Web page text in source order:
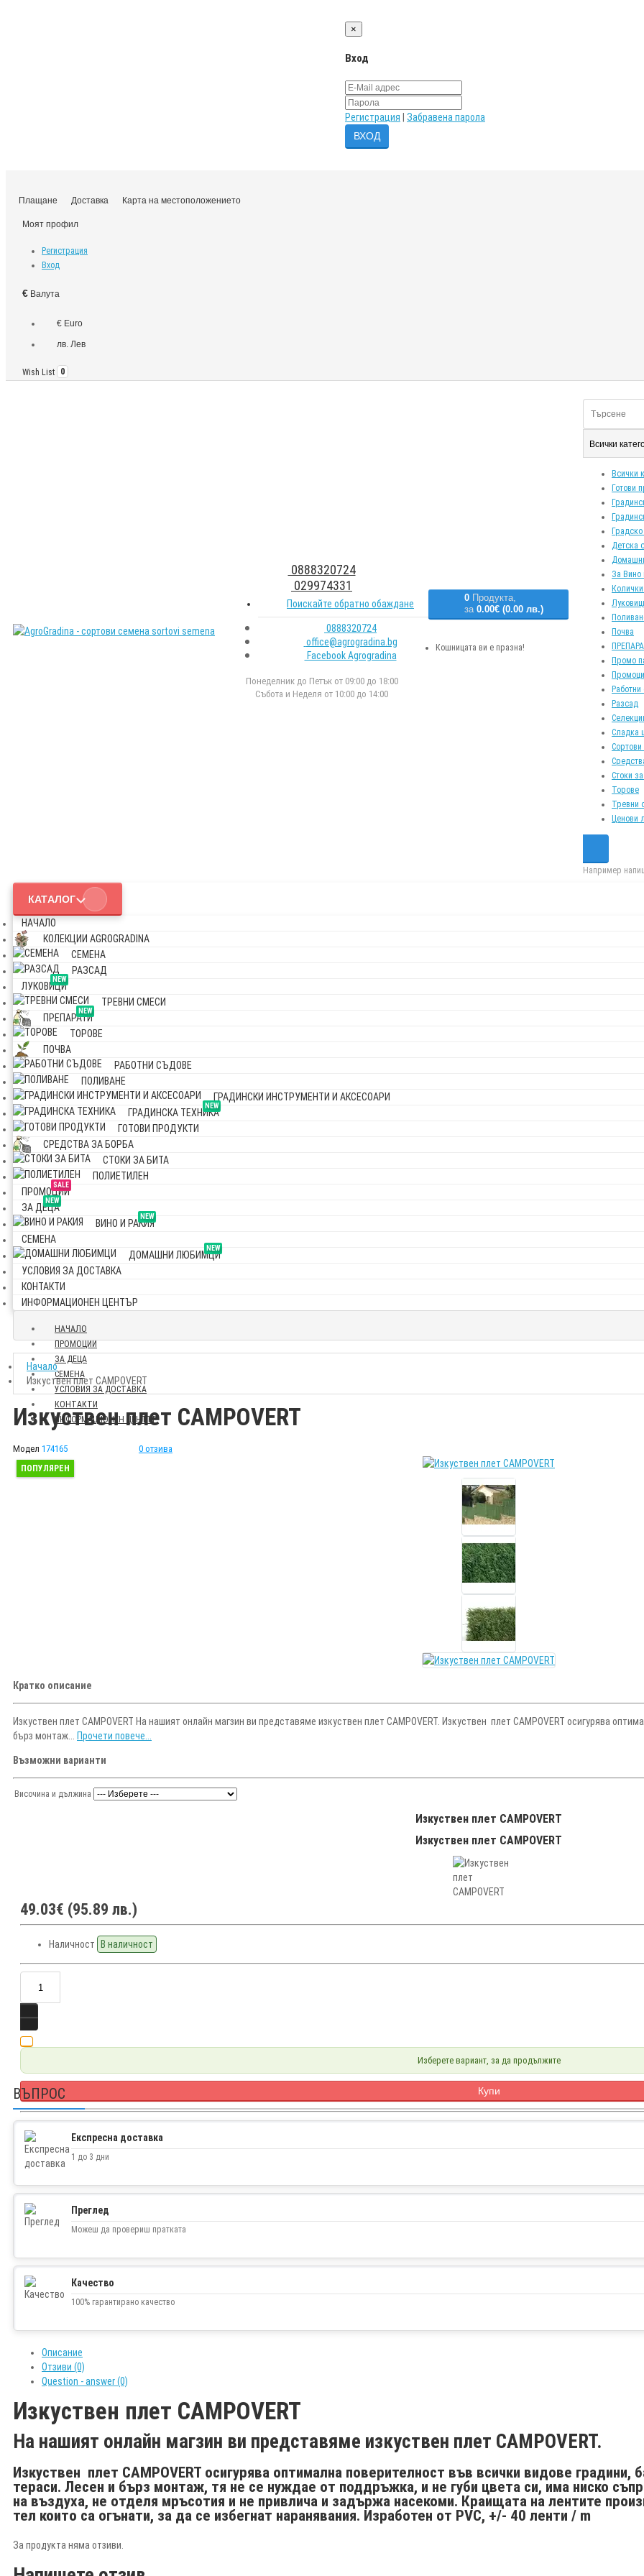
×
Вход
Регистрация Забравена парола
Плащане Доставка Карта на местоположението
Моят профил
Регистрация
Вход
€ Валута
€ Euro
лв. Лев
Wish List 0
0888320724
029974331
Поискайте обратно обаждане
0888320724
office@agrogradina.bg
Facebook Agrogradina
Понеделник до Петък от 09:00 до 18:00
Събота и Неделя от 10:00 до 14:00
0 Продукта,
за 0.00€ (0.00 лв.)
Кошницата ви е празна!
Всички
Всички
Готови
Детска
За Вино
Почва
Промо
Разсад
Сладка
Стоки
Торове
Тревни
Ценови
Например
КАТАЛОГ
НАЧАЛО
КОЛЕКЦИИ AGROGRADINA
СЕМЕНА
РАЗСАД
NEW
ЛУКОВИЦИ
ТРЕВНИ СМЕСИ
NEW
ПРЕПАРАТИ
ТОРОВЕ
ПОЧВА
РАБОТНИ СЪДОВЕ
ПОЛИВАНЕ
ГРАДИНСКИ ИНСТРУМЕНТИ И АКСЕСОАРИ
NEW
ГРАДИНСКА ТЕХНИКА
ГОТОВИ ПРОДУКТИ
СРЕДСТВА ЗА БОРБА
СТОКИ ЗА БИТА
ПОЛИЕТИЛЕН
SALE
ПРОМОЦИИ
NEW
ЗА ДЕЦА
NEW
ВИНО И РАКИЯ
СЕМЕНА
NEW
ДОМАШНИ ЛЮБИМЦИ
УСЛОВИЯ ЗА ДОСТАВКА
КОНТАКТИ
ИНФОРМАЦИОНЕН ЦЕНТЪР
НАЧАЛО
ПРОМОЦИИ
ЗА ДЕЦА
СЕМЕНА
УСЛОВИЯ ЗА ДОСТАВКА
КОНТАКТИ
ИНФОРМАЦИОНЕН ЦЕНТЪР
Начало
Изкуствен плет CAMPOVERT
Изкуствен плет CAMPOVERT
Модел 174165 0 отзива
ПОПУЛЯРЕН
Кратко описание
Изкуствен плет CAMPOVERT На нашият онлайн магзин ви представяме изкуствен плет CAMPOVERT. Изкуствен плет CAMPOVERT осигурява
бърз монтаж... Прочети повече...
Възможни варианти
Височина и дължина
Изкуствен плет CAMPOVERT
Изкуствен плет CAMPOVERT
49.03€ (95.89 лв.)
Наличност В наличност
Изберете вариант, за да продължите
Купи
Twitter
ВЪПРОС
Експресна доставка
1 до 3 дни
Преглед
Можеш да провериш пратката
Качество
100% гарантирано качество
Описание
Отзиви (0)
Question - answer (0)
Изкуствен плет CAMPOVERT
На нашият онлайн магзин ви представяме изкуствен плет CAMPOVERT.
Изкуствен плет CAMPOVERT осигурява оптимална поверителност във всички видове градини,
тераси. Лесен и бърз монтаж, тя не се нуждае от поддръжка, и не губи цвета си, има ниско
на въздуха, не отделя мръсотия и не привлича и задържа насекоми. Краищата на лентите
тел които са огънати, за да се избегнат наранявания. Изработен от PVC, +/- 40 ленти / m
За продукта няма отзиви.